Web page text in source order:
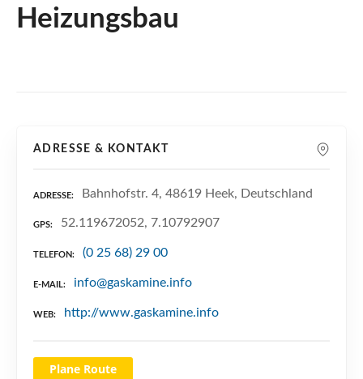
Heizungsbau
ADRESSE & KONTAKT
ADRESSE Bahnhofstr. 4, 48619 Heek, Deutschland
GPS 52.119672052, 7.10792907
TELEFON (0 25 68) 29 00
E-MAIL info@gaskamine.info
WEB http://www.gaskamine.info
Plane Route